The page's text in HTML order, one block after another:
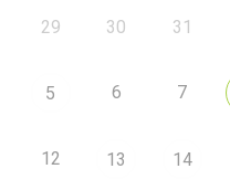
29 30 31
5 6 7
12 13 14